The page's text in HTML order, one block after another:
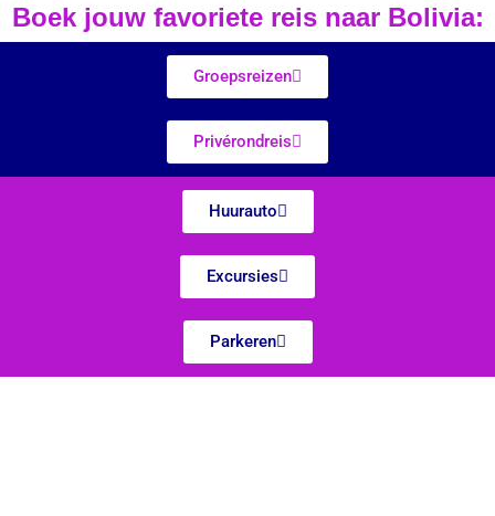
Boek jouw favoriete reis naar Bolivia:
Groepsreizen
Privérondreis
Huurauto
Excursies
Parkeren